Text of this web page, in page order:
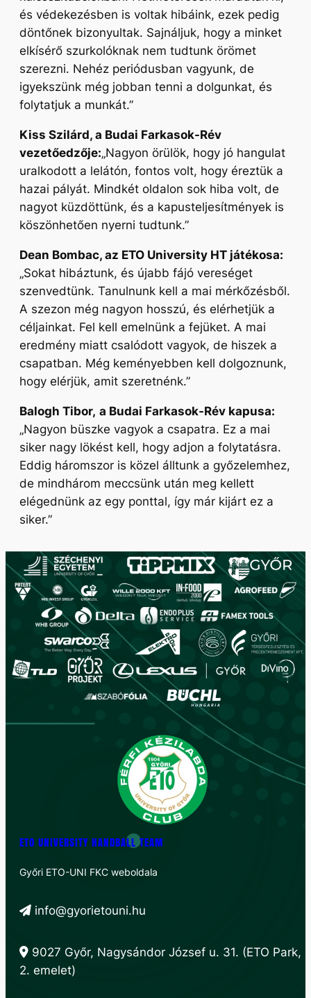
és védekezésben is voltak hibáink, ezek pedig
döntőnek bizonyultak. Sajnáljuk, hogy a minket
elkísérő szurkolóknak nem tudtunk örömet
szerezni. Nehéz periódusban vagyunk, de
igyekszünk még jobban tenni a dolgunkat, és
folytatjuk a munkát.”
Kiss Szilárd, a Budai Farkasok-Rév
vezetőedzője:„Nagyon örülök, hogy jó hangulat
uralkodott a lelátón, fontos volt, hogy éreztük a
hazai pályát. Mindkét oldalon sok hiba volt, de
nagyot küzdöttünk, és a kapusteljesítmények is
köszönhetően nyerni tudtunk.”
Dean Bombac, az ETO University HT játékosa:
„Sokat hibáztunk, és újabb fájó vereséget
szenvedtünk. Tanulnunk kell a mai mérkőzésből.
A szezon még nagyon hosszú, és elérhetjük a
céljainkat. Fel kell emelnünk a fejüket. A mai
eredmény miatt csalódott vagyok, de hiszek a
csapatban. Még keményebben kell dolgoznunk,
hogy elérjük, amit szeretnénk.”
Balogh Tibor, a Budai Farkasok-Rév kapusa:
„Nagyon büszke vagyok a csapatra. Ez a mai
siker nagy lökést kell, hogy adjon a folytatásra.
Eddig háromszor is közel álltunk a győzelemhez,
de mindhárom meccsünk után meg kellett
elégednünk az egy ponttal, így már kijárt ez a
siker.”
ETO UNIVERSITY HANDBALL TEAM
Győri ETO-UNI FKC weboldala
info@gyorietouni.hu
9027 Győr, Nagysándor József u. 31. (ETO Park,
2. emelet)